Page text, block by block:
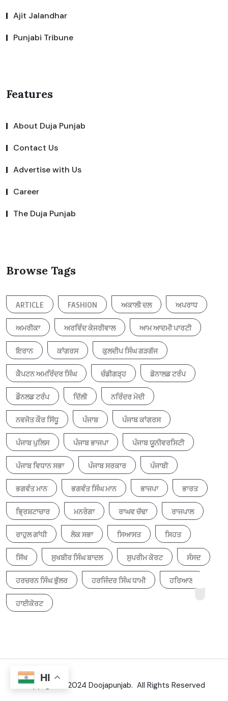
Ajit Jalandhar
Punjabi Tribune
Features
About Duja Punjab
Contact Us
Advertise with Us
Career
The Duja Punjab
Browse Tags
ARTICLE FASHION ਅਕਾਲੀ ਦਲ ਅਪਰਾਧ
ਅਮਰੀਕਾ ਅਰਵਿੰਦ ਕੇਜਰੀਵਾਲ ਆਮ ਆਦਮੀ ਪਾਰਟੀ
ਇਰਾਨ ਕਾਂਗਰਸ ਕੁਲਦੀਪ ਸਿੰਘ ਗੜਗੱਜ
ਕੈਪਟਨ ਅਮਰਿੰਦਰ ਸਿੰਘ ਚੰਡੀਗੜ੍ਹ ਡੋਨਾਲਡ ਟਰੰਪ
ਡੌਨਲਡ ਟਰੰਪ ਦਿੱਲੀ ਨਰਿੰਦਰ ਮੋਦੀ
ਨਵਜੋਤ ਕੌਰ ਸਿੱਧੂ ਪੰਜਾਬ ਪੰਜਾਬ ਕਾਂਗਰਸ
ਪੰਜਾਬ ਪੁਲਿਸ ਪੰਜਾਬ ਭਾਜਪਾ ਪੰਜਾਬ ਯੂਨੀਵਰਸਿਟੀ
ਪੰਜਾਬ ਵਿਧਾਨ ਸਭਾ ਪੰਜਾਬ ਸਰਕਾਰ ਪੰਜਾਬੀ
ਭਗਵੰਤ ਮਾਨ ਭਗਵੰਤ ਸਿੰਘ ਮਾਨ ਭਾਜਪਾ ਭਾਰਤ
ਭ੍ਰਿਸ਼ਟਾਚਾਰ ਮਨਰੇਗਾ ਰਾਘਵ ਚੱਢਾ ਰਾਜਪਾਲ
ਰਾਹੁਲ ਗਾਂਧੀ ਲੋਕ ਸਭਾ ਸਿਆਸਤ ਸਿਹਤ
ਸਿੱਖ ਸੁਖਬੀਰ ਸਿੰਘ ਬਾਦਲ ਸੁਪਰੀਮ ਕੋਰਟ ਸੰਸਦ
ਹਰਚਰਨ ਸਿੰਘ ਭੁੱਲਰ ਹਰਜਿੰਦਰ ਸਿੰਘ ਧਾਮੀ ਹਰਿਆਣਾ
ਹਾਈਕੋਰਟ
Copyright © 2024 Doojapunjab. All Rights Reserved
HI